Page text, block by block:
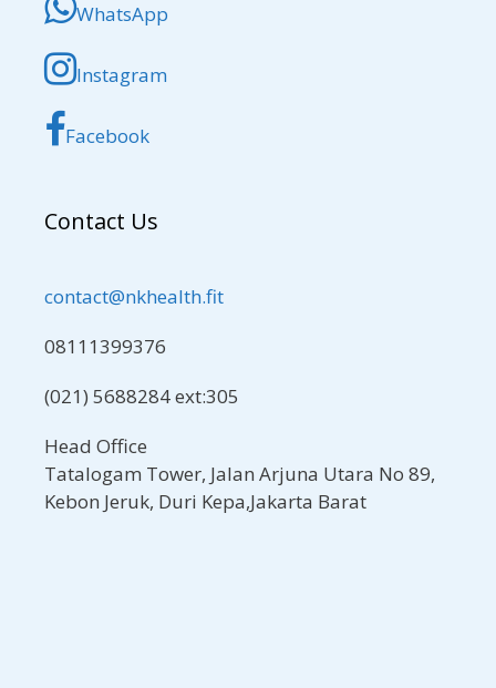
WhatsApp
Instagram
Facebook
Contact Us
contact@nkhealth.fit
08111399376
(021) 5688284 ext:305
Head Office
Tatalogam Tower, Jalan Arjuna Utara No 89,
Kebon Jeruk, Duri Kepa,Jakarta Barat